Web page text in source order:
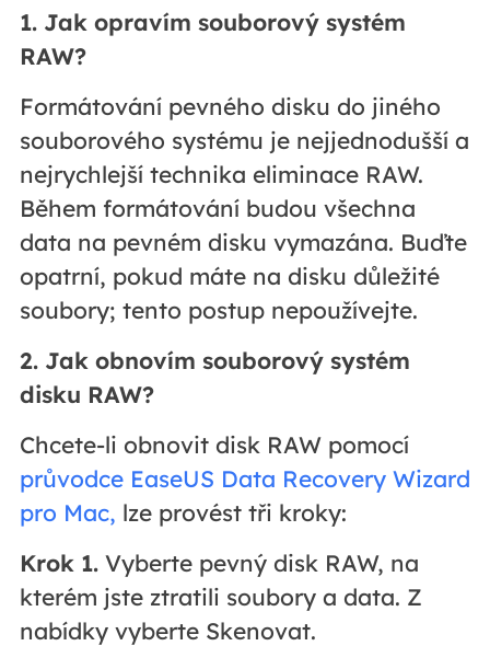
1. Jak opravím souborový systém
RAW?
Formátování pevného disku do jiného
souborového systému je nejjednodušší a
nejrychlejší technika eliminace RAW.
Během formátování budou všechna
data na pevném disku vymazána. Buďte
opatrní, pokud máte na disku důležité
soubory; tento postup nepoužívejte.
2. Jak obnovím souborový systém
disku RAW?
Chcete-li obnovit disk RAW pomocí
průvodce EaseUS Data Recovery Wizard
pro Mac, lze provést tři kroky:
Krok 1.Vyberte pevný disk RAW, na
kterém jste ztratili soubory a data. Z
nabídky vyberte Skenovat.